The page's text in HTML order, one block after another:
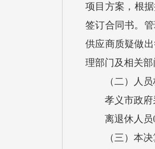
项目方案，根
签订合同书。
供应商质疑做
理部门及相关
（二）人员
孝义市政府采
离退休人员0
（三）本决